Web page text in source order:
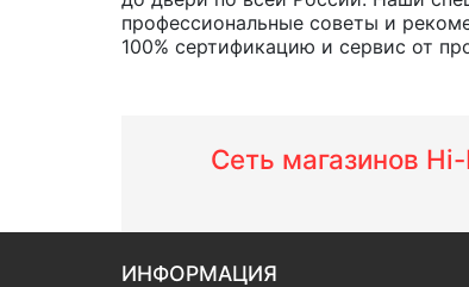
профессиональные советы и
100% сертификацию и сервис от
Сеть магазинов
ИНФОРМАЦИЯ